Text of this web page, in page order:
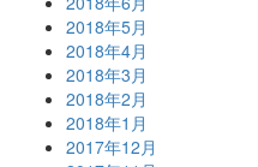
2018年5月
2018年4月
2018年3月
2018年2月
2018年1月
2017年12月